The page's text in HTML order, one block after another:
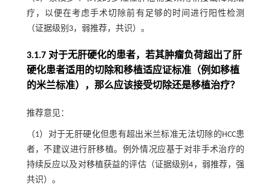
疗，以便在考虑手术切除前有足够的时间进行阳性检测
（证据级别3，弱推荐，共识）。
3.1.7 对于无肝硬化的患者，若其肿瘤负荷超出了肝
硬化患者适用的切除和移植适应证标准（例如移植
的米兰标准），那么应该接受切除还是移植治疗？
推荐意见：
（1）对于无肝硬化但患有超出米兰标准无法切除的HCC患
者，不建议进行肝移植。例外情况应基于对非手术治疗的
持续反应以及对移植获益的评估（证据级别4，弱推荐，强
共识）。